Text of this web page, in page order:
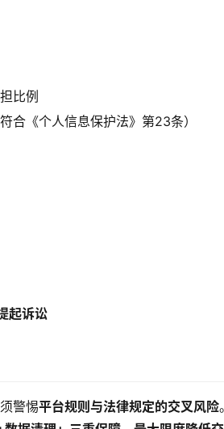
比例
合《个人信息保护法》第23条）
起诉讼
警惕平台规则与法律规定的交叉风险